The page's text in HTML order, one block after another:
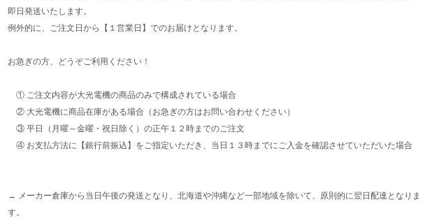
即日発送いたします。
例外的に、ご注文日から【１営業日】でのお届けとなります。
お急ぎの方、どうぞご利用ください！
① ご注文内容が大光電機の商品のみで構成されている場合
② 大光電機に商品在庫がある場合（お急ぎの方はお問い合わせください）
③ 平日（月曜～金曜・祝日除く）の正午１２時までのご注文
④ お支払方法に【銀行前振込】をご指定いただき、当日１３時までにご入金を確認させていただいた場合
→ メーカー倉庫から当日午後の発送となり、北海道や沖縄など一部地域を除いて、原則的に翌日配達となりま
す。